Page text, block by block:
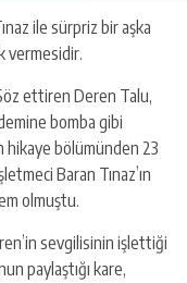
ile sürpriz bir aşka
vermesidir.
ettiren Deren Talu,
bomba gibi
hikaye bölümünden 23
Baran Tınaz’ın
olmuştu.
sevgilisinin işlettiği
paylaştığı kare,